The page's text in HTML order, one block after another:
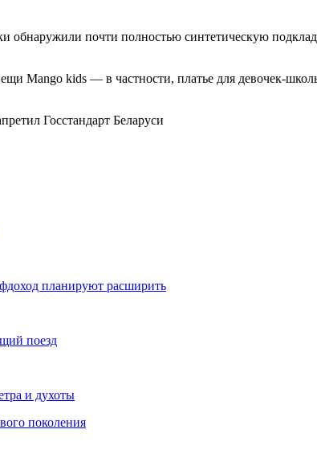
обнаружили почти полностью синтетическую
Mango kids — в частности, платье для девочек-
планируют расширить
поезд
и духоты
поколения